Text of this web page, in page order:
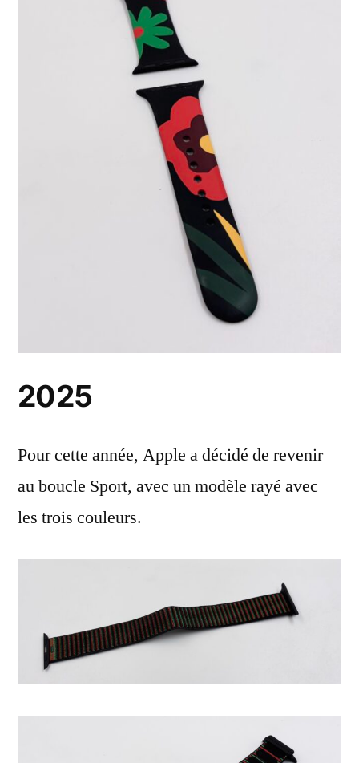
2025
Pour cette année, Apple a décidé de revenir
au boucle Sport, avec un modèle rayé avec
les trois couleurs.